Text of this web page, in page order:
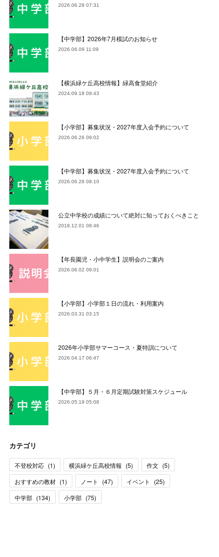
2026.06.28 07:31
【中学部】2026年7月模試のお知らせ
2026.06.09 11:09
【横浜緑ケ丘高校情報】緑高食堂紹介
2024.09.18 09:43
【小学部】募集状況・2027年度入会予約について
2026.06.26 09:02
【中学部】募集状況・2027年度入会予約について
2026.06.26 09:10
公立中学校の成績について絶対に知っておくべきこと
2018.12.01 08:46
【年長園児・小中学生】説明会のご案内
2026.06.02 09:01
【小学部】小学部１日の流れ・利用案内
2026.03.31 03:15
2026年小学部サマーコース・夏特訓について
2026.04.17 06:47
【中学部】５月・６月定期試験対策スケジュール
2026.05.19 05:08
カテゴリ
不登校対応 (1) 横浜緑ケ丘高校情報 (5) 作文 (5)
おすすめの教材 (1) ノート (47) イベント (25)
中学部 (134) 小学部 (75)